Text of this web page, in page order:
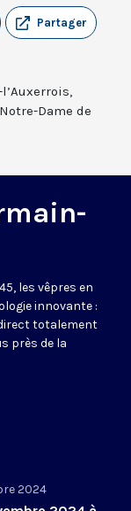
Partager
Dame de
les vêpres en
innovante :
totalement
près de la
2024